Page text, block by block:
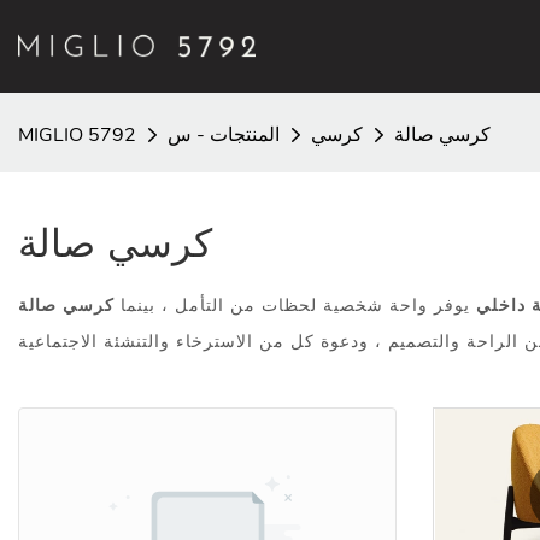
MIGLIO 5792 المنتجات - س كرسي كرسي صالة
كرسي صالة
داخلي يوفر واحة شخصية لحظات من التأمل ، بينما كرسي صالة